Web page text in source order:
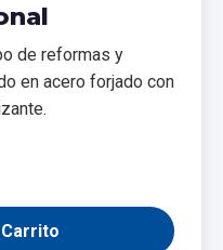
de reformas y
en acero forjado con